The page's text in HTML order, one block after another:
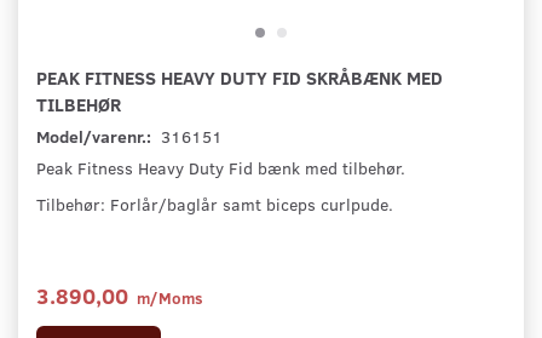
PEAK FITNESS HEAVY DUTY FID SKRÅBÆNK MED
TILBEHØR
Model/varenr.: 316151
Peak Fitness Heavy Duty Fid bænk med tilbehør.
Tilbehør: Forlår/baglår samt biceps curlpude.
3.890,00 m/Moms